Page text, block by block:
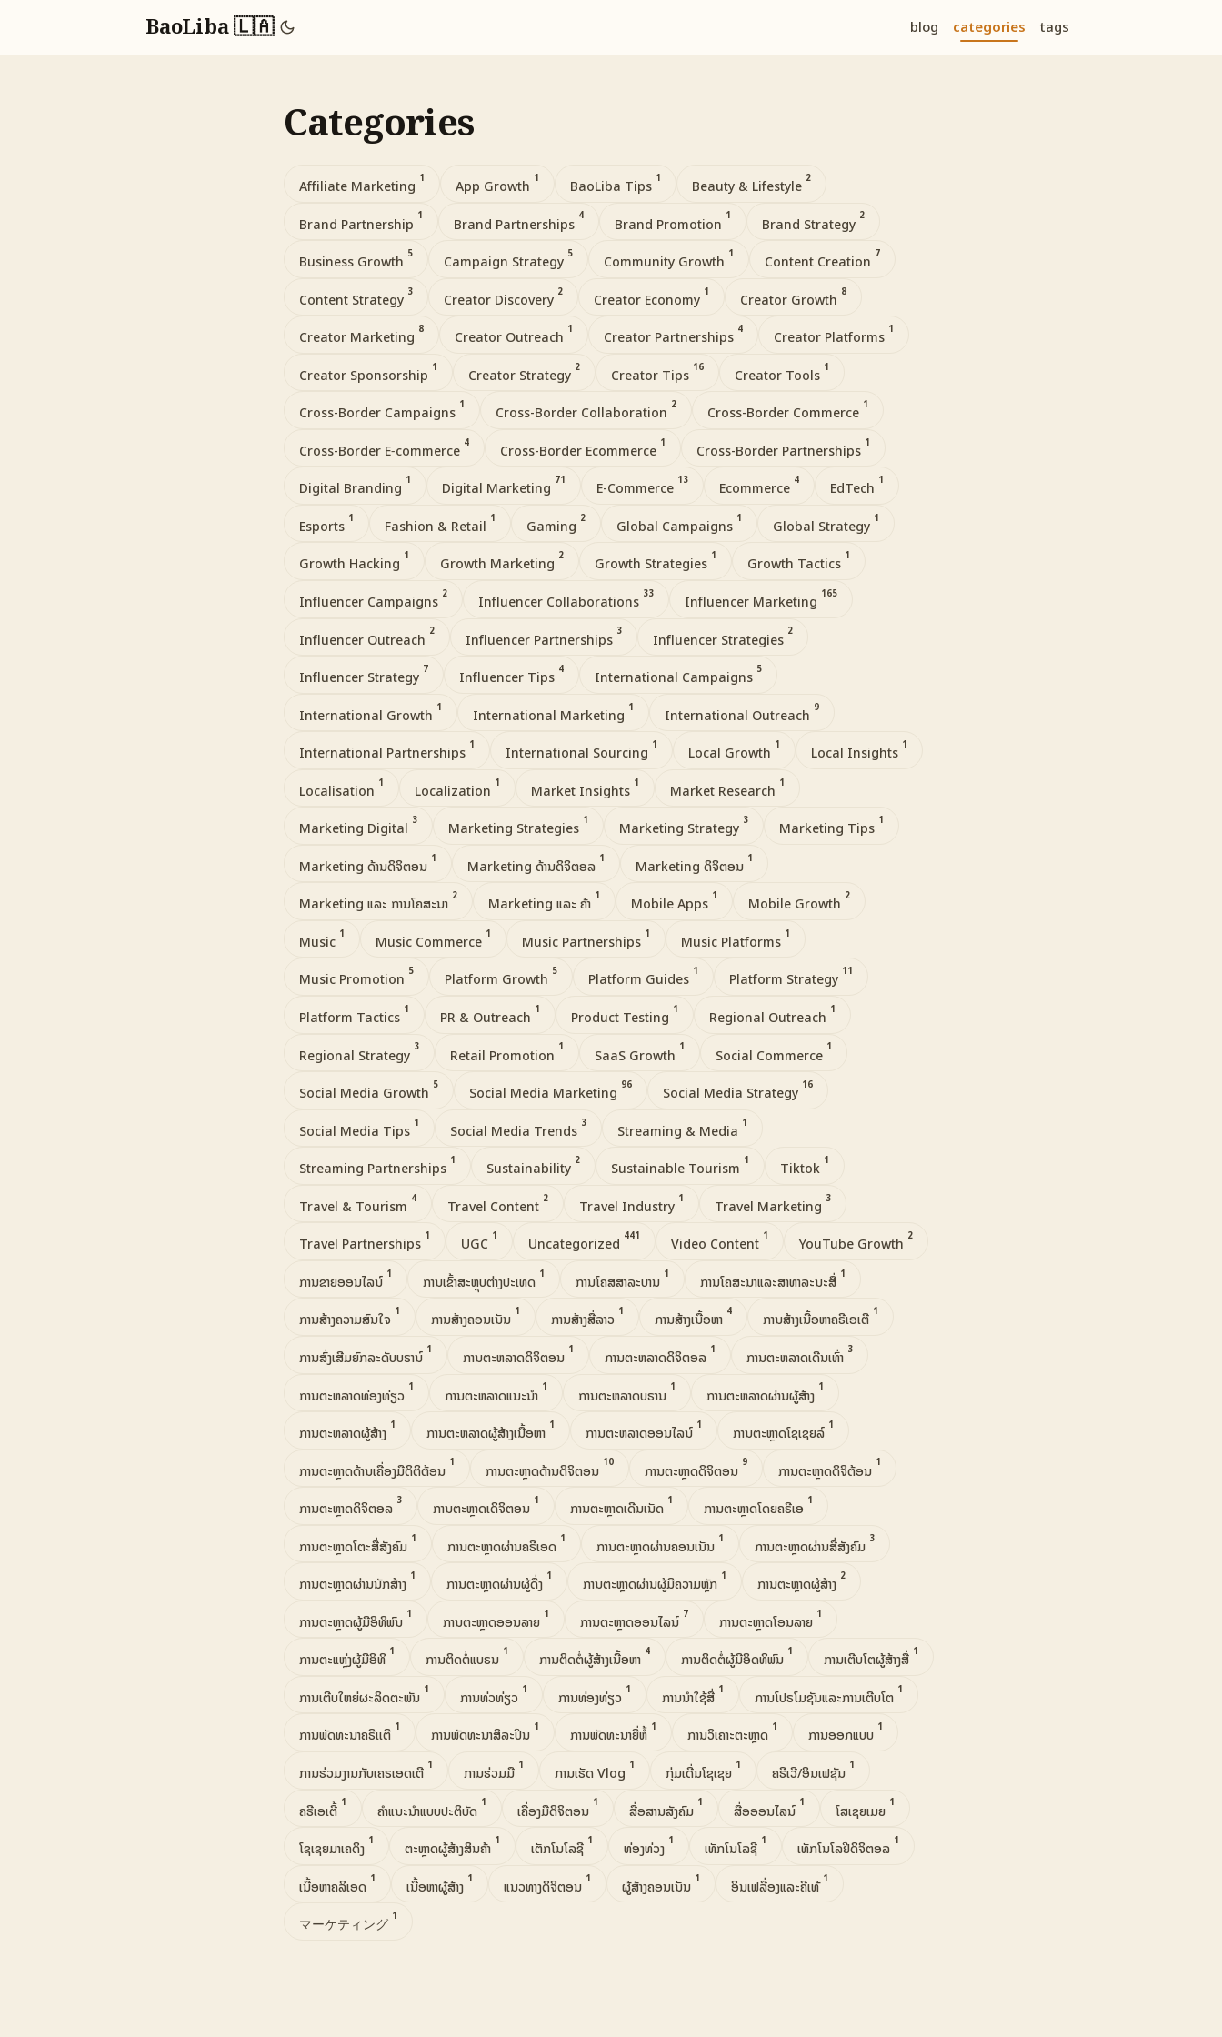
BaoLiba 🇱🇦 blog categories tags
Categories
Affiliate Marketing 1 App Growth 1 BaoLiba Tips 1 Beauty & Lifestyle 2
Brand Partnership 1 Brand Partnerships 4 Brand Promotion 1 Brand Strategy 2
Business Growth 5 Campaign Strategy 5 Community Growth 1 Content Creation 7
Content Strategy 3 Creator Discovery 2 Creator Economy 1 Creator Growth 8
Creator Marketing 8 Creator Outreach 1 Creator Partnerships 4 Creator Platforms 1
Creator Sponsorship 1 Creator Strategy 2 Creator Tips 16 Creator Tools 1
Cross-Border Campaigns 1 Cross-Border Collaboration 2 Cross-Border Commerce 1
Cross-Border E‑commerce 4 Cross-Border Ecommerce 1 Cross-Border Partnerships 1
Digital Branding 1 Digital Marketing 71 E-Commerce 13 Ecommerce 4 EdTech 1
Esports 1 Fashion & Retail 1 Gaming 2 Global Campaigns 1 Global Strategy 1
Growth Hacking 1 Growth Marketing 2 Growth Strategies 1 Growth Tactics 1
Influencer Campaigns 2 Influencer Collaborations 33 Influencer Marketing 165
Influencer Outreach 2 Influencer Partnerships 3 Influencer Strategies 2
Influencer Strategy 7 Influencer Tips 4 International Campaigns 5
International Growth 1 International Marketing 1 International Outreach 9
International Partnerships 1 International Sourcing 1 Local Growth 1 Local Insights 1
Localisation 1 Localization 1 Market Insights 1 Market Research 1
Marketing Digital 3 Marketing Strategies 1 Marketing Strategy 3 Marketing Tips 1
Marketing ດ້ານດິຈິຕອນ 1 Marketing ດ້ານດິຈິຕອລ 1 Marketing ດິຈິຕອນ 1
Marketing ແລະ ການໂຄສະນາ 2 Marketing ແລະ ຄ້າ 1 Mobile Apps 1 Mobile Growth 2
Music 1 Music Commerce 1 Music Partnerships 1 Music Platforms 1
Music Promotion 5 Platform Growth 5 Platform Guides 1 Platform Strategy 11
Platform Tactics 1 PR & Outreach 1 Product Testing 1 Regional Outreach 1
Regional Strategy 3 Retail Promotion 1 SaaS Growth 1 Social Commerce 1
Social Media Growth 5 Social Media Marketing 96 Social Media Strategy 16
Social Media Tips 1 Social Media Trends 3 Streaming & Media 1
Streaming Partnerships 1 Sustainability 2 Sustainable Tourism 1 Tiktok 1
Travel & Tourism 4 Travel Content 2 Travel Industry 1 Travel Marketing 3
Travel Partnerships 1 UGC 1 Uncategorized 441 Video Content 1 YouTube Growth 2
ການຂາຍອອນໄລນ໌ 1 ການເຂົ້າສະຫຼຸບຕ່າງປະເທດ 1 ການໂຄສສາລະບານ 1 ການໂຄສະນາແລະສາທາລະນະສື່ 1
ການສ້າງຄວາມສົນໃຈ 1 ການສ້າງຄອນເນັນ 1 ການສ້າງສື່ລາວ 1 ການສ້າງເນື້ອຫາ 4 ການສ້າງເນື້ອຫາຄຣີເອເຕີ 1
ການສົ່ງເສີມຍົກລະດັບບຣານ໌ 1 ການຕະຫລາດດິຈິຕອນ 1 ການຕະຫລາດດິຈິຕອລ 1 ການຕະຫລາດເດີນເທົ່າ 3
ການຕະຫລາດທ່ອງທ່ຽວ 1 ການຕະຫລາດແນະນໍາ 1 ການຕະຫລາດບຣານ 1 ການຕະຫລາດຜ່ານຜູ້ສ້າງ 1
ການຕະຫລາດຜູ້ສ້າງ 1 ການຕະຫລາດຜູ້ສ້າງເນື້ອຫາ 1 ການຕະຫລາດອອນໄລນ໌ 1 ການຕະຫຼາດໂຊເຊຍລ໌ 1
ການຕະຫຼາດດ້ານເຄື່ອງມືດິຕິຕ້ອນ 1 ການຕະຫຼາດດ້ານດິຈິຕອນ 10 ການຕະຫຼາດດິຈິຕອນ 9 ການຕະຫຼາດດິຈິຕ້ອນ 1
ການຕະຫຼາດດິຈິຕອລ 3 ການຕະຫຼາດເດິຈິຕອນ 1 ການຕະຫຼາດເດີນເນັດ 1 ການຕະຫຼາດໂດຍຄຣີເອ 1
ການຕະຫຼາດໂຕະສື່ສັງຄົມ 1 ການຕະຫຼາດຜ່ານຄຣີເອດ 1 ການຕະຫຼາດຜ່ານຄອນເນັນ 1 ການຕະຫຼາດຜ່ານສື່ສັງຄົມ 3
ການຕະຫຼາດຜ່ານນັກສ້າງ 1 ການຕະຫຼາດຜ່ານຜູ້ດື່ງ 1 ການຕະຫຼາດຜ່ານຜູ້ມີຄວາມຫຼັກ 1 ການຕະຫຼາດຜູ້ສ້າງ 2
ການຕະຫຼາດຜູ້ມີອິທິພົນ 1 ການຕະຫຼາດອອນລາຍ 1 ການຕະຫຼາດອອນໄລນ໌ 7 ການຕະຫຼາດໂອນລາຍ 1
ການຕະແຫຼ່ງຜູ້ມີອິທິ 1 ການຕິດຕໍ່ແບຣນ 1 ການຕິດຕໍ່ຜູ້ສ້າງເນື້ອຫາ 4 ການຕິດຕໍ່ຜູ້ມີອິດທິພົນ 1 ການເຕີບໂຕຜູ້ສ້າງສື່ 1
ການເຕີບໃຫຍ່ຜະລິດຕະພັນ 1 ການທ່ວທ່ຽວ 1 ການທ່ອງທ່ຽວ 1 ການນຳໃຊ້ສື່ 1 ການໂປຣໂມຊັນແລະການເຕີບໂຕ 1
ການພັດທະນາຄຣີເເຕີ 1 ການພັດທະນາສິລະປິນ 1 ການພັດທະນາຍີ່ຫໍ້ 1 ການວິເຄາະຕະຫຼາດ 1 ການອອກແບບ 1
ການຮ່ວມງານກັບເຄຣເອດເຕີ 1 ການຮ່ວມມື 1 ການເຮັດ Vlog 1 ກຸ່ມເດີ່ນໂຊເຊຍ 1 ຄຣີເວີ/ອິນເຟຊັນ 1
ຄຣີເອເຕີ້ 1 ຄຳແນະນໍາແບບປະຕິບັດ 1 ເຄື່ອງມືດິຈິຕອນ 1 ສື່ອສານສັງຄົມ 1 ສື່ອອອນໄລນ໌ 1 ໂສເຊຍເມຍ 1
ໂຊເຊຍມາເຄດິງ 1 ຕະຫຼາດຜູ້ສ້າງສິນຄ້າ 1 ເຕັກໂນໂລຊີ 1 ທ່ອງທ່ວງ 1 ເທັກໂນໂລຊີ 1 ເທັກໂນໂລຢີດິຈິຕອລ 1
ເນື້ອຫາຄລິເອດ 1 ເນື້ອຫາຜູ້ສ້າງ 1 ແນວທາງດິຈິຕອນ 1 ຜູ້ສ້າງຄອນເນັນ 1 ອິນເຟລື່ອງແລະຄີເທ້ 1
マーケティング 1